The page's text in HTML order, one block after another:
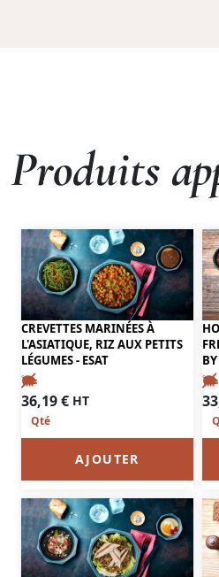
Produits
CREVETTES MARINÉES À
L'ASIATIQUE, RIZ AUX PETITS
LÉGUMES - ESAT
36,19€ HT
AJOUTER